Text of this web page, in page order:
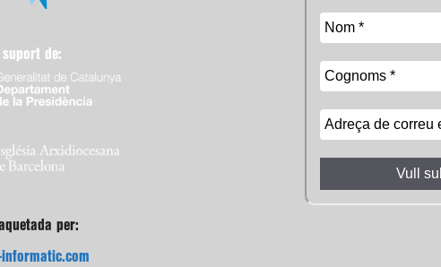
suport de:
per:
informatic.com